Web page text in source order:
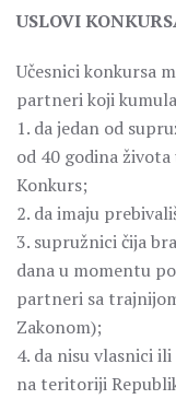
USLOVI
Učesnici konkursa
partneri koji
1. da jedan od
od 40 godina
Konkurs;
2. da imaju
3. supružnici čija
dana u momentu
partneri sa
Zakonom);
4. da nisu vlasnici
na teritoriji